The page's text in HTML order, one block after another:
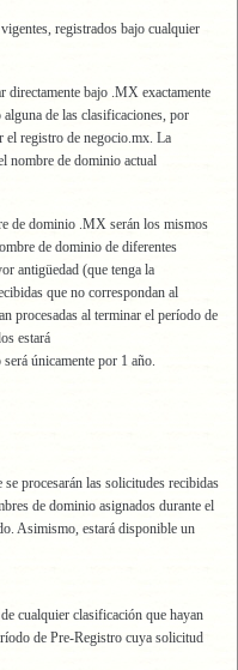
registrados bajo cualquier
directamente bajo .MX exactamente
de las clasificaciones, por
el registro de negocio.mx. La
nombre de dominio actual
de dominio .MX serán los mismos
de dominio de diferentes
antigüedad (que tenga la
que no correspondan al
procesadas al terminar el período de
estará
únicamente por 1 año.
procesarán las solicitudes recibidas
de dominio asignados durante el
Asimismo, estará disponible un
cualquier clasificación que hayan
de Pre-Registro cuya solicitud